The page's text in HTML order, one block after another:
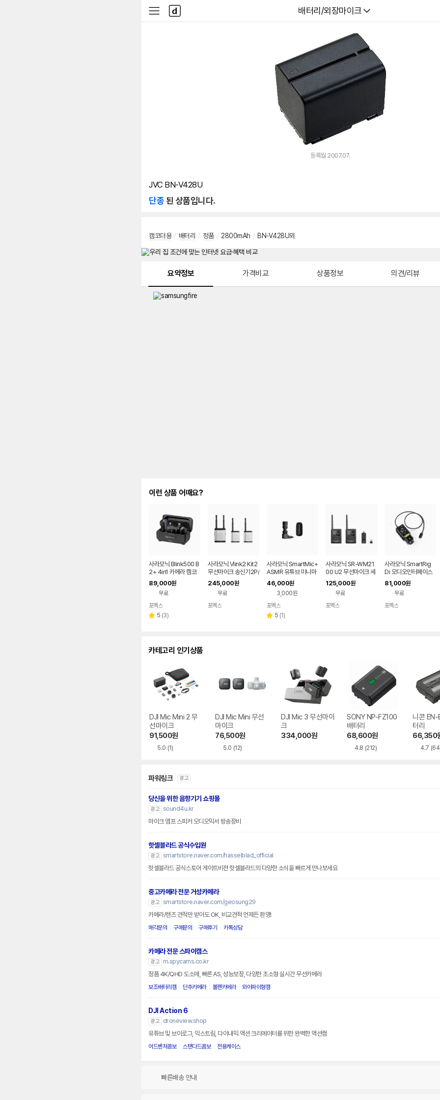
다나와
배터리/외장마이크
사
이
다
나
와
등록월 2007.07.
JVC BN-V428U
단종된 상품입니다.
캠코더용 / 배터리 / 정품 / 2800mAh / BN-V428U외
요약정보 가격비교 상품정보 의견/리뷰
이런 상품 어때요?
사라모닉 Blink500 B
2+ 4in1 카메라 캠코
더 마이크
89,000원
무료
페이
포멕스
별 5 리
(3)
사라모닉 Vlink2 Kit2
무선마이크 송신기2P/
수신기
245,000원
무료
포멕스
사라모닉 SmartMic+
ASMR 유튜브 미니마
이크
46,000원
3,000원
페이
포멕스
별 5 리
(1)
사라모닉 SR-WM21
00 U2 무선마이크 세
트
125,000원
무료
포멕스
사라모닉 SmartRig
Di 오디오인터페이스
아이폰마이크
81,000원
무료
포멕스
카테고리 인기상품
DJI Mic Mini 2 무
선마이크
91,500원
5.0 (1)
DJI Mic Mini 무선
마이크
76,500원
5.0 (12)
DJI Mic 3 무선마이
크
334,000원
SONY NP-FZ100
배터리
68,600원
4.8 (212)
니콘 EN-
터리
66,350
4.7
파워링크 광고
당신을 위한 음향기기 쇼핑몰
광고 sound4u.kr
마이크 앰프 스피커 오디오믹서 방송장비
핫셀블라드 공식수입원
광고 smartstore.naver.com/hasselblad_official
핫셀블라드 공식스토어 게이트비젼 핫셀블라드의 다양한 소식을 빠르게 만나보세요
중고카메라 전문 거성카메라
광고 smartstore.naver.com/geosung29
카메라/렌즈 견적만 받아도 OK, 비교견적 언제든 환영!
매각문의 구매문의 구매후기 카톡상담
카메라 전문 스파이캠스
광고
m.spycams.co.kr
정품 4K/QHD 도소매, 빠른 AS, 성능보장, 다양한 초소형 실시간 무선카메라
보조배터리캠 단추카메라 볼펜카메라 와이파이형캠
DJI Action 6
광고
droneview.shop
유튜브 및 브이로그, 익스트림, 다이내믹 액션 크리에이터를 위한 완벽한 액션캠
어드벤처콤보 스탠다드콤보 전용케이스
빠른배송 안내